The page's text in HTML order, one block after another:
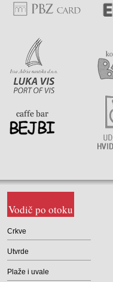
Vodič po otoku
Crkve
Utvrde
Plaže i uvale